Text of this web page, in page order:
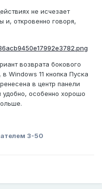
не исчезает
и, откровенно говоря,
возврата бокового
Windows 11 кнопка Пуска
в центр панели
удобно, особенно хорошо
3-50